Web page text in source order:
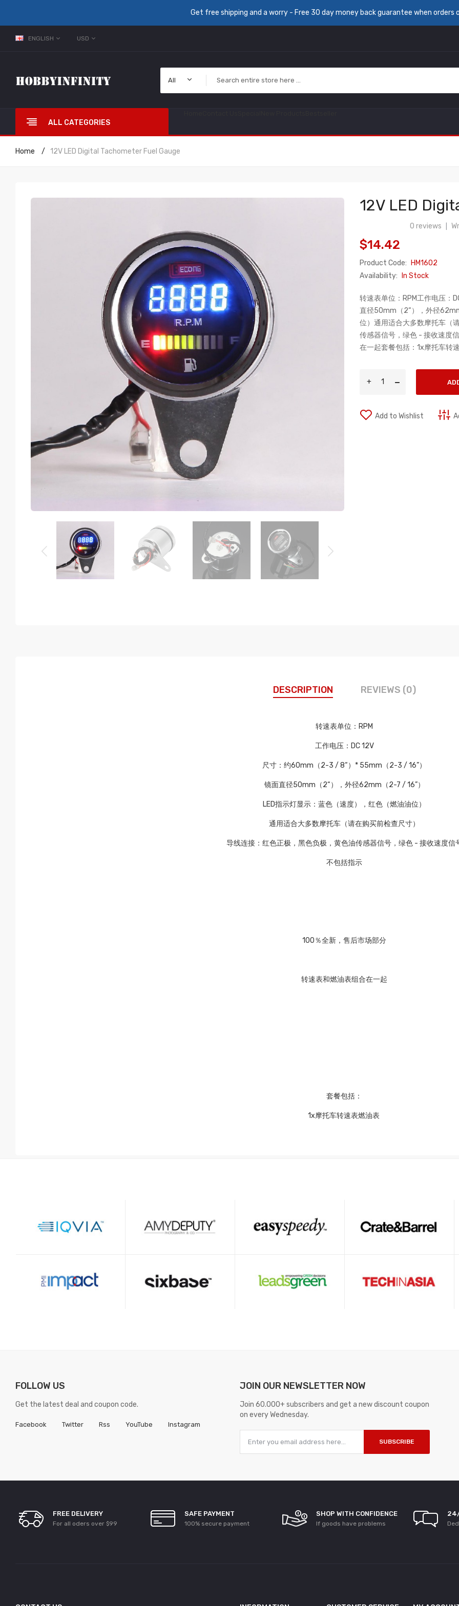
Get free shipping and a worry - Free 30 day money back guarantee when orders
ENGLISH USD
All
ALL CATEGORIES
Home 12V LED Digital Tachometer Fuel Gauge
12V LED
0 reviews
$14.42
Product Code:
HM1602
Availability:
In Stock
转速表单位：RPM工作电压
直径50mm（2“），外径
位）通用适合大多数摩托车（
传感器信号，绿色 - 接收速度
在一起套餐包括：1x摩托车转
Add to Wishlist
DESCRIPTION REVIEWS (0)
转速表单位：RPM
工作电压：DC 12V
尺寸：约60mm（2-3 / 8“）* 55mm（2-3 / 16”）
镜面直径50mm（2“），外径62mm（2-7 / 16”）
LED指示灯显示：蓝色（速度），红色（燃油油位）
通用适合大多数摩托车（请在购买前检查尺寸）
导线连接：红色正极，黑色负极，黄色油传感器信号，绿色 - 接收速度信
不包括指示
100％全新，售后市场部分
转速表和燃油表组合在一起
套餐包括：
1x摩托车转速表燃油表
FOLLOW US
Get the latest deal and coupon code.
Facebook Twitter Rss YouTube Instagram
JOIN OUR NEWSLETTER NOW
Join 60.000+ subscribers and get a new discount coupon
on every Wednesday.
SUBSCRIBE
FREE DELIVERY
For all oders over $99
SAFE PAYMENT
100% secure payment
SHOP WITH CONFIDENCE
If goods have problems
24/